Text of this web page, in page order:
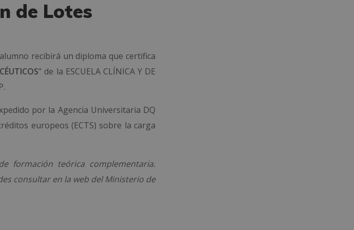
de Lotes
recibirá un diploma que certifica
” de la ESCUELA CLÍNICA Y DE
por la Agencia Universitaria DQ
europeos (ECTS) sobre la carga
formación teórica complementaria.
consultar en la web del Ministerio de